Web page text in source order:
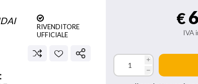
RIVENDITORE
UFFICIALE
€
IVA
i
h